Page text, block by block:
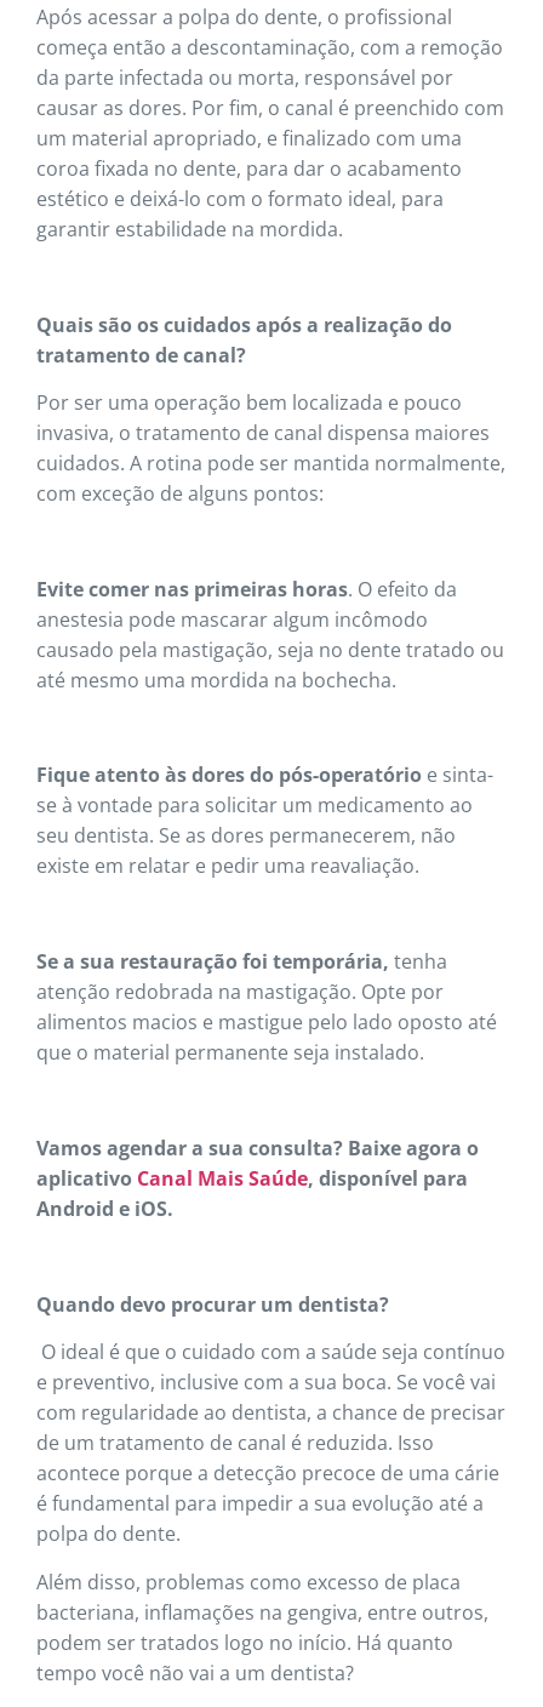
Após acessar a polpa do dente, o profissional
começa então a descontaminação, com a remoção
da parte infectada ou morta, responsável por
causar as dores. Por fim, o canal é preenchido com
um material apropriado, e finalizado com uma
coroa fixada no dente, para dar o acabamento
estético e deixá-lo com o formato ideal, para
garantir estabilidade na mordida.
Quais são os cuidados após a realização do
tratamento de canal?
Por ser uma operação bem localizada e pouco
invasiva, o tratamento de canal dispensa maiores
cuidados. A rotina pode ser mantida normalmente,
com exceção de alguns pontos:
Evite comer nas primeiras horas. O efeito da
anestesia pode mascarar algum incômodo
causado pela mastigação, seja no dente tratado ou
até mesmo uma mordida na bochecha.
Fique atento às dores do pós-operatório e sinta-
se à vontade para solicitar um medicamento ao
seu dentista. Se as dores permanecerem, não
existe em relatar e pedir uma reavaliação.
Se a sua restauração foi temporária, tenha
atenção redobrada na mastigação. Opte por
alimentos macios e mastigue pelo lado oposto até
que o material permanente seja instalado.
Vamos agendar a sua consulta? Baixe agora o
aplicativo Canal Mais Saúde, disponível para
Android e iOS.
Quando devo procurar um dentista?
O ideal é que o cuidado com a saúde seja contínuo
e preventivo, inclusive com a sua boca. Se você vai
com regularidade ao dentista, a chance de precisar
de um tratamento de canal é reduzida. Isso
acontece porque a detecção precoce de uma cárie
é fundamental para impedir a sua evolução até a
polpa do dente.
Além disso, problemas como excesso de placa
bacteriana, inflamações na gengiva, entre outros,
podem ser tratados logo no início. Há quanto
tempo você não vai a um dentista?